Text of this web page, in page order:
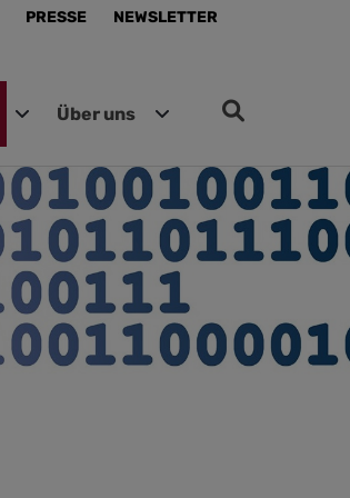
PRESSE NEWSLETTER
Über uns